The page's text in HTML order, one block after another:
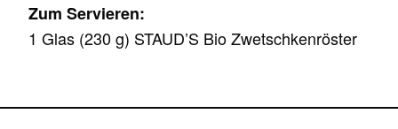
Zum Servieren:
1 Glas (230 g) STAUD’S Bio Zwetschkenröster